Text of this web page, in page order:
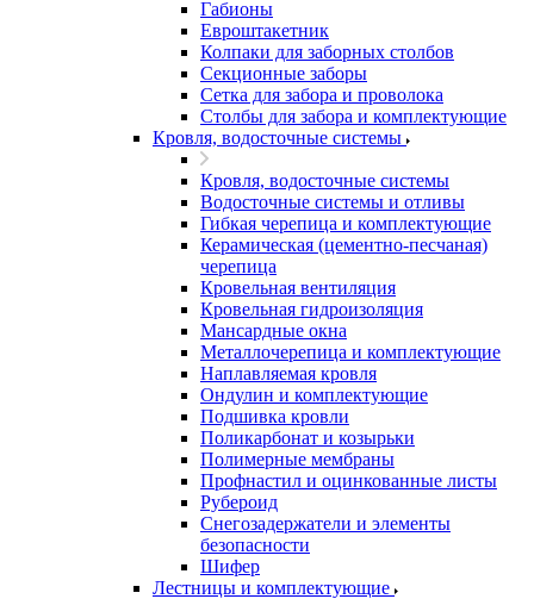
Габионы
Евроштакетник
Колпаки для заборных столбов
Секционные заборы
Сетка для забора и проволока
Столбы для забора и комплектующие
Кровля, водосточные системы
Кровля, водосточные системы
Водосточные системы и отливы
Гибкая черепица и комплектующие
Керамическая (цементно-песчаная)
черепица
Кровельная вентиляция
Кровельная гидроизоляция
Мансардные окна
Металлочерепица и комплектующие
Наплавляемая кровля
Ондулин и комплектующие
Подшивка кровли
Поликарбонат и козырьки
Полимерные мембраны
Профнастил и оцинкованные листы
Рубероид
Снегозадержатели и элементы
безопасности
Шифер
Лестницы и комплектующие